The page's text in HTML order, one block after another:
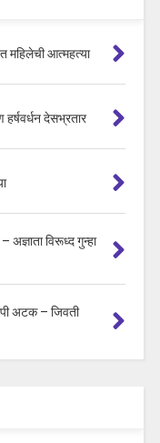
महिलेची आत्महत्या
हर्षवर्धन देसभ्रतार
विरूध्द गुन्हा
अटक – जिवती